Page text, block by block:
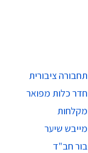
תחבורה ציבורית
חדר כלות מפואר
מקלחות
מייבש שיער
בור חב"ד